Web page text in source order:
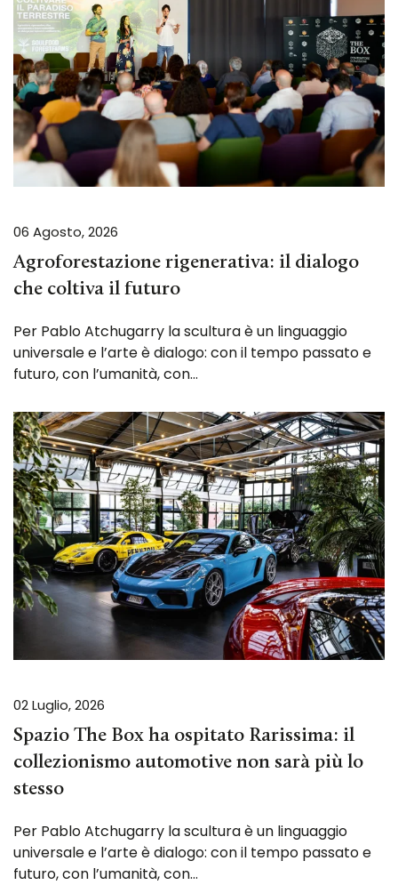
06 Agosto, 2026
Agroforestazione rigenerativa: il dialogo
che coltiva il futuro
Per Pablo Atchugarry la scultura è un linguaggio
universale e l’arte è dialogo: con il tempo passato e
futuro, con l’umanità, con…
02 Luglio, 2026
Spazio The Box ha ospitato Rarissima: il
collezionismo automotive non sarà più lo
stesso
Per Pablo Atchugarry la scultura è un linguaggio
universale e l’arte è dialogo: con il tempo passato e
futuro, con l’umanità, con…